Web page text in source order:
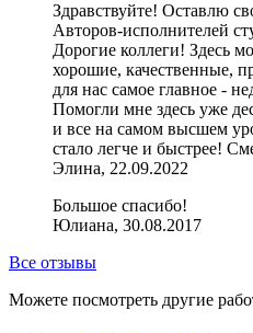
Здравствуйте! Оставлю
Авторов-исполнителей
Дорогие коллеги! Здесь
хорошие, качественные,
для нас самое главное -
Помогли мне здесь уже
и все на самом высшем
стало легче и быстрее!
Элина, 22.09.2022
Большое спасибо!
Юлиана, 30.08.2017
Все отзывы
Можете посмотреть другие